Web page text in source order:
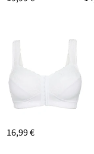
16,99 €